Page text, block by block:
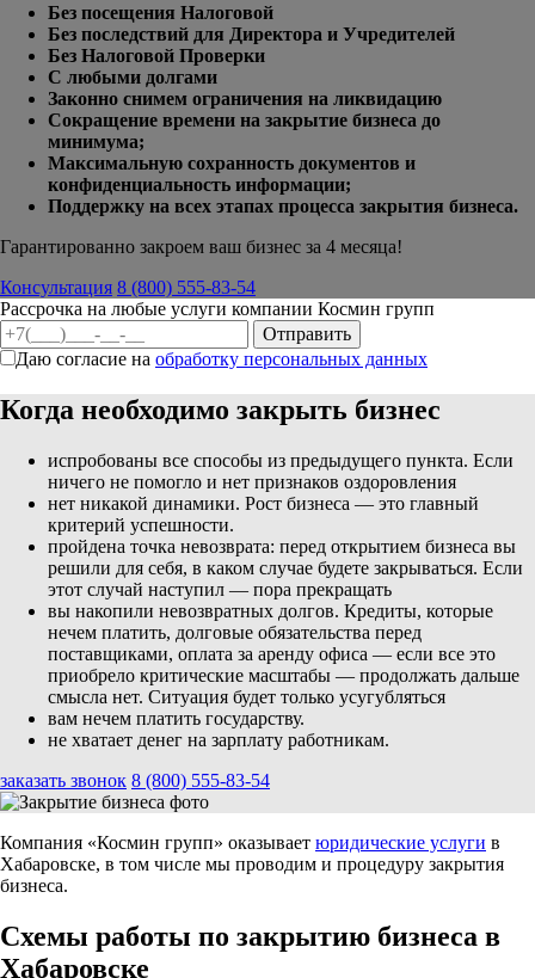
Без посещения Налоговой
Без последствий для Директора и Учредителей
Без Налоговой Проверки
С любыми долгами
Законно снимем ограничения на ликвидацию
Сокращение времени на закрытие бизнеса до
минимума;
Максимальную сохранность документов и
конфиденциальность информации;
Поддержку на всех этапах процесса закрытия бизнеса.
Гарантированно закроем ваш бизнес за 4 месяца!
Консультация 8 (800) 555-83-54
Рассрочка на любые услуги компании Космин групп
Даю согласие на обработку персональных данных
Когда необходимо закрыть бизнес
испробованы все способы из предыдущего пункта. Если
ничего не помогло и нет признаков оздоровления
нет никакой динамики. Рост бизнеса — это главный
критерий успешности.
пройдена точка невозврата: перед открытием бизнеса вы
решили для себя, в каком случае будете закрываться. Если
этот случай наступил — пора прекращать
вы накопили невозвратных долгов. Кредиты, которые
нечем платить, долговые обязательства перед
поставщиками, оплата за аренду офиса — если все это
приобрело критические масштабы — продолжать дальше
смысла нет. Ситуация будет только усугубляться
вам нечем платить государству.
не хватает денег на зарплату работникам.
заказать звонок 8 (800) 555-83-54
Компания «Космин групп» оказывает юридические услуги в
Хабаровске, в том числе мы проводим и процедуру закрытия
бизнеса.
Схемы работы по закрытию бизнеса в
Хабаровске